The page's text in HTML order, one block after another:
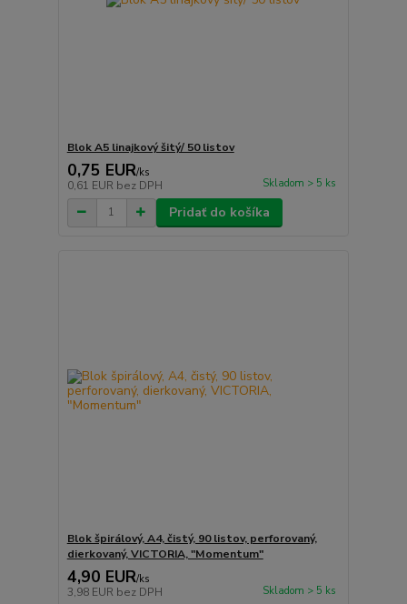
Blok A5 linajkový šitý/ 50 listov
0,75 EUR/ks
0,61 EUR bez DPH Skladom > 5 ks
Pridať do košíka
Blok špirálový, A4, čistý, 90 listov, perforovaný,
dierkovaný, VICTORIA, "Momentum"
4,90 EUR/ks
3,98 EUR bez DPH Skladom > 5 ks